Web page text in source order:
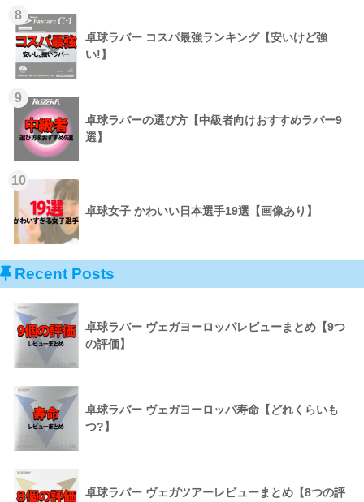
8
卓球ラバー コスパ最強ランキング【安いけど強
い!】
9
卓球ラバーの選び方【中級者向けおすすめラバー9
選】
10
卓球女子 かわいい日本選手19選【画像あり】
Recent Posts
卓球ラバー ヴェガヨーロッパレビューまとめ【9つ
の評価】
卓球ラバー ヴェガヨーロッパ寿命【どれくらいも
つ?】
卓球ラバー ヴェガツアーレビューまとめ【8つの評